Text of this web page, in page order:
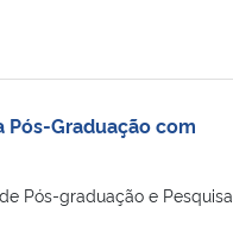
Pós-Graduação com
Pós-graduação e Pesquisa